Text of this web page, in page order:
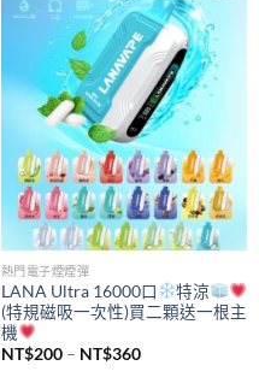
Add to
wishlist
熱門電子煙煙彈
LANA Ultra 16000口
特涼
(特規磁吸一次性)買二顆送一根主
機
NT$200 – NT$360價